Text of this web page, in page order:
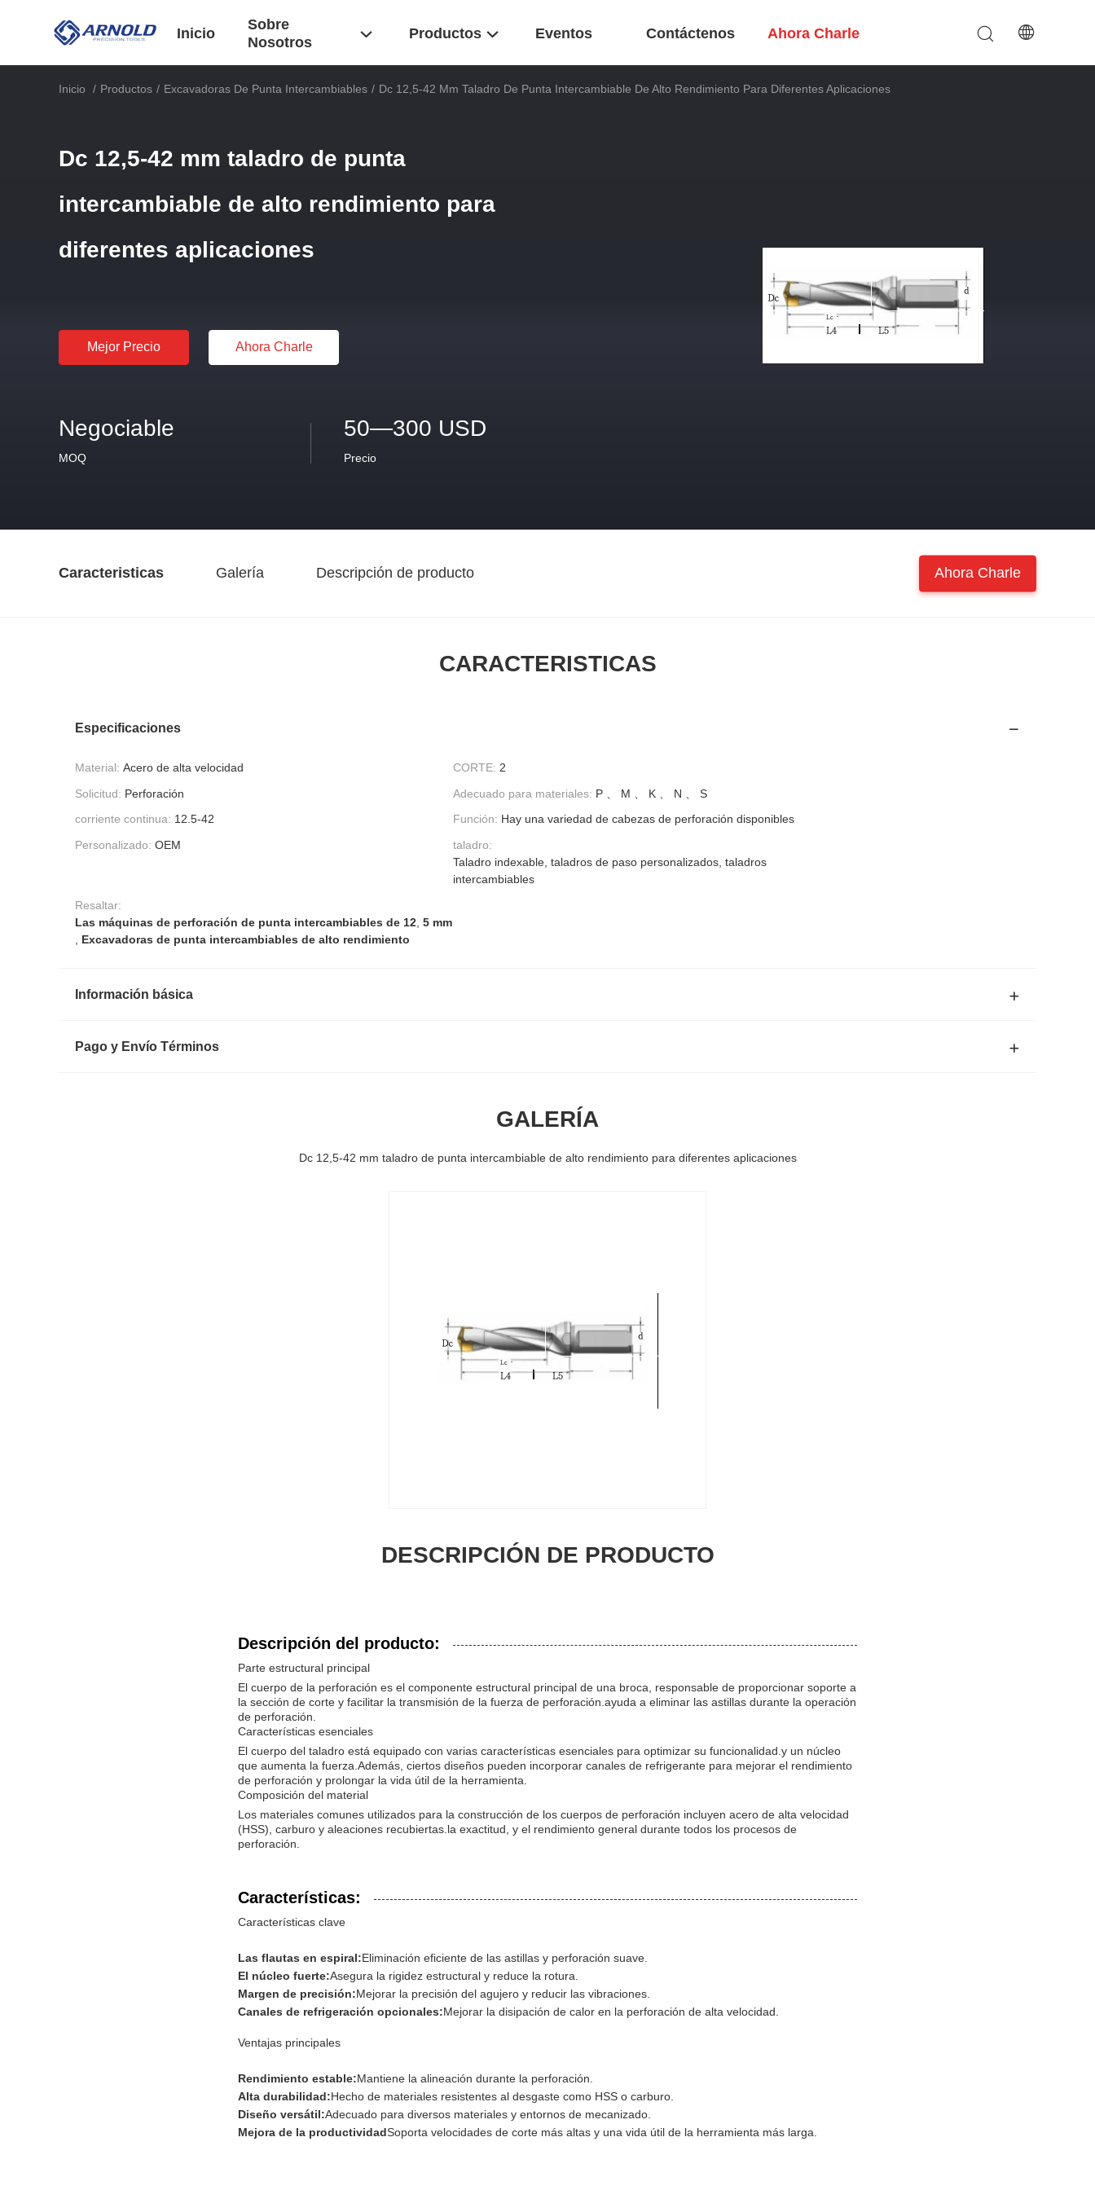
Inicio
Sobre
Nosotros
Productos Eventos Contáctenos Ahora Charle
Inicio / Productos / Excavadoras De Punta Intercambiables / Dc 12,5-42 Mm Taladro De Punta Intercambiable De Alto Rendimiento Para Diferentes Aplicaciones
Dc 12,5-42 mm taladro de punta
intercambiable de alto rendimiento para
diferentes aplicaciones
Mejor Precio Ahora Charle
Negociable
MOQ
50—300 USD
Precio
Caracteristicas Galería Descripción de producto Ahora Charle
CARACTERISTICAS
Especificaciones
Material: Acero de alta velocidad CORTE: 2
Solicitud: Perforación Adecuado para materiales: P 、 M 、 K 、 N 、 S
corriente continua: 12.5-42 Función: Hay una variedad de cabezas de perforación disponibles
Personalizado: OEM
taladro:
Taladro indexable, taladros de paso personalizados, taladros
intercambiables
Resaltar:
Las máquinas de perforación de punta intercambiables de 12 5 mm
Excavadoras de punta intercambiables de alto rendimiento
Información básica
Pago y Envío Términos
GALERÍA
Dc 12,5-42 mm taladro de punta intercambiable de alto rendimiento para diferentes aplicaciones
DESCRIPCIÓN DE PRODUCTO
Descripción del producto:
Parte estructural principal
El cuerpo de la perforación es el componente estructural principal de una broca, responsable de proporcionar soporte a
la sección de corte y facilitar la transmisión de la fuerza de perforación.ayuda a eliminar las astillas durante la operación
de perforación.
Características esenciales
El cuerpo del taladro está equipado con varias características esenciales para optimizar su funcionalidad.y un núcleo
que aumenta la fuerza.Además, ciertos diseños pueden incorporar canales de refrigerante para mejorar el rendimiento
de perforación y prolongar la vida útil de la herramienta.
Composición del material
Los materiales comunes utilizados para la construcción de los cuerpos de perforación incluyen acero de alta velocidad
(HSS), carburo y aleaciones recubiertas.la exactitud, y el rendimiento general durante todos los procesos de
perforación.
Características:
Características clave
Las flautas en espiral:Eliminación eficiente de las astillas y perforación suave.
El núcleo fuerte:Asegura la rigidez estructural y reduce la rotura.
Margen de precisión:Mejorar la precisión del agujero y reducir las vibraciones.
Canales de refrigeración opcionales:Mejorar la disipación de calor en la perforación de alta velocidad.
Ventajas principales
Rendimiento estable:Mantiene la alineación durante la perforación.
Alta durabilidad:Hecho de materiales resistentes al desgaste como HSS o carburo.
Diseño versátil:Adecuado para diversos materiales y entornos de mecanizado.
Mejora de la productividadSoporta velocidades de corte más altas y una vida útil de la herramienta más larga.